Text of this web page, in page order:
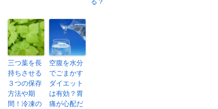
三つ葉を長
持ちさせる
３つの保存
方法や期
間！冷凍の
空腹を水分
でごまかす
ダイエット
は有効？胃
痛が心配だ